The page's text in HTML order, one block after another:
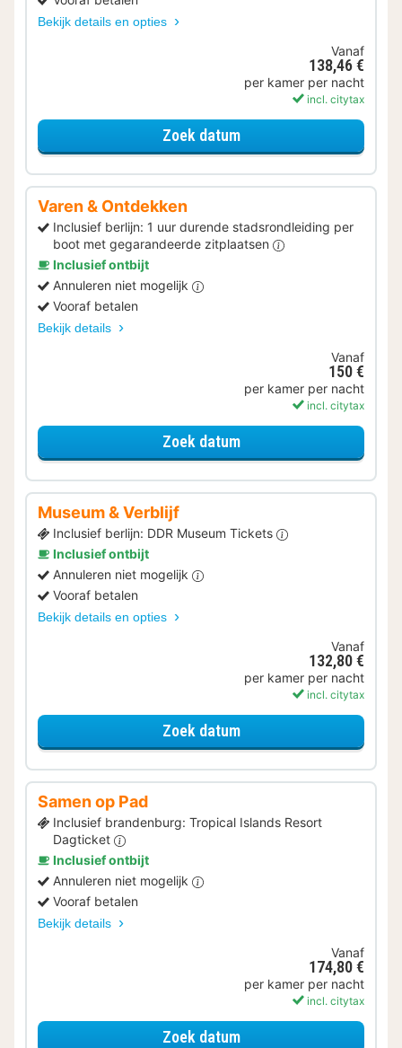
Bekijk details en opties
Vanaf
138,46 €
per kamer per nacht
incl. citytax
Zoek datumvoor Beleef de Stad
Varen & Ontdekken
Inclusief berlijn: 1 uur durende stadsrondleiding per
boot met gegarandeerde zitplaatsen
Inclusief ontbijt
Annuleren niet mogelijk
Vooraf betalen
Bekijk details
Vanaf
150 €
per kamer per nacht
incl. citytax
Zoek datumvoor Varen & Ontdekken
Museum & Verblijf
Inclusief berlijn: DDR Museum Tickets
Inclusief ontbijt
Annuleren niet mogelijk
Vooraf betalen
Bekijk details en opties
Vanaf
132,80 €
per kamer per nacht
incl. citytax
Zoek datumvoor Museum & Verblijf
Samen op Pad
Inclusief brandenburg: Tropical Islands Resort
Dagticket
Inclusief ontbijt
Annuleren niet mogelijk
Vooraf betalen
Bekijk details
Vanaf
174,80 €
per kamer per nacht
incl. citytax
Zoek datumvoor Samen op Pad